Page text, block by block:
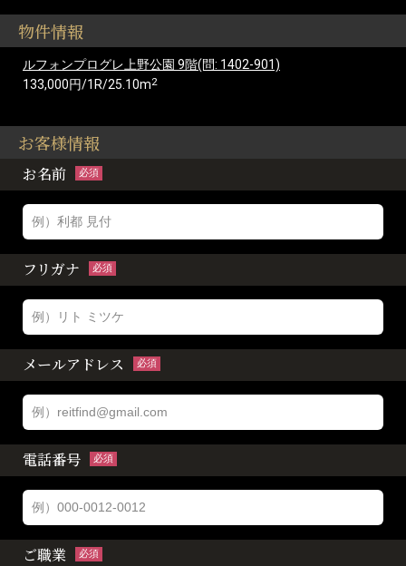
物件情報
ルフォンプログレ上野公園 9階(問: 1402-901)
133,000円/1R/25.10m2
お客様情報
お名前 必須
フリガナ 必須
メールアドレス 必須
電話番号 必須
ご職業 必須